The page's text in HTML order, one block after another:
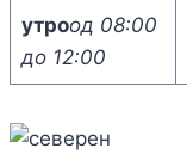
утроод 08:00
до 12:00